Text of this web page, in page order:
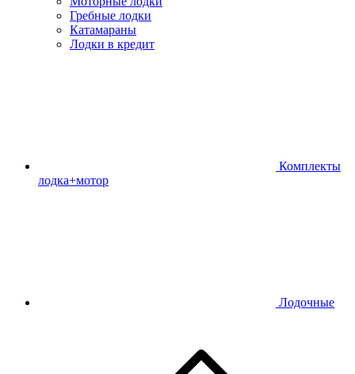
Гребные лодки
Катамараны
Лодки в кредит
Комплекты
лодка+мотор
Лодочные